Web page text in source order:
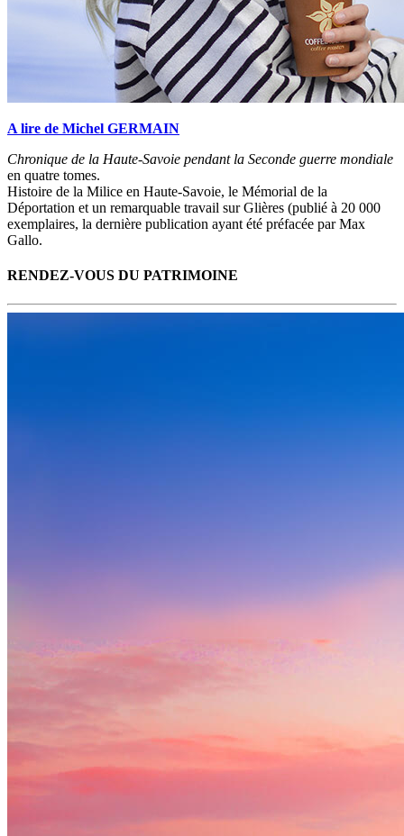
A lire de Michel GERMAIN
Chronique de la Haute-Savoie pendant la Seconde guerre mondiale
en quatre tomes.
Histoire de la Milice en Haute-Savoie, le Mémorial de la
Déportation et un remarquable travail sur Glières (publié à 20 000
exemplaires, la dernière publication ayant été préfacée par Max
Gallo.
RENDEZ-VOUS DU PATRIMOINE